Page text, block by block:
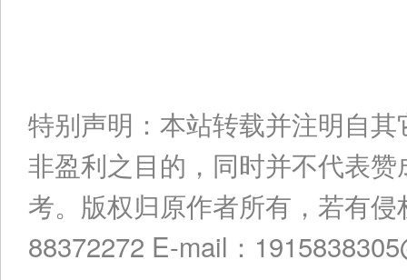
特别声明：本站转载并注明自
非盈利之目的，同时并不代表
考。版权归原作者所有，若有
88372272 E-mail：